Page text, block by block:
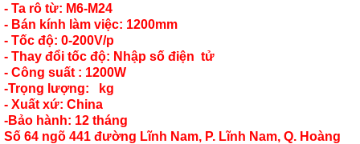
- Ta rô từ: M6-M24
- Bán kính làm việc: 1200mm
- Tốc độ: 0-200V/p
- Thay đổi tốc độ: Nhập số điện tử
- Công suất : 1200W
-Trọng lượng: kg
- Xuất xứ: China
-Bảo hành: 12 tháng
Số 64 ngõ 441 đường Lĩnh Nam, P. Lĩnh Nam, Q. Hoàng